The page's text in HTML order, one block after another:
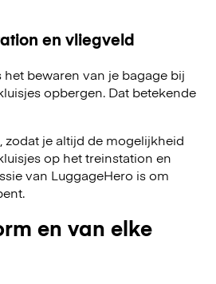
en vliegveld
bewaren van je bagage bij
opbergen. Dat betekende
zodat je altijd de mogelijkheid
op het treinstation en
van LuggageHero is om
en van elke